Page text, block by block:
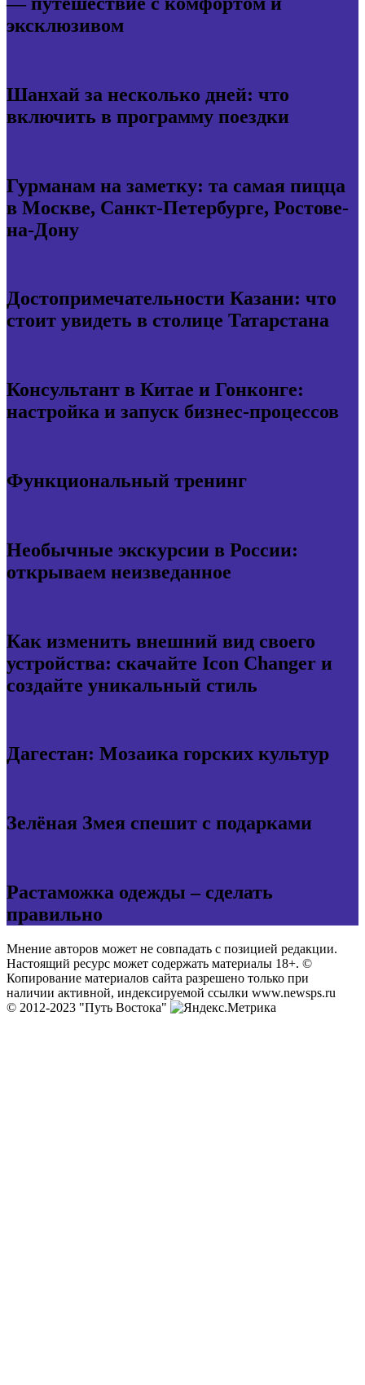
эксклюзивом
Шанхай за несколько дней: что
включить в программу поездки
Гурманам на заметку: та самая пицца
в Москве, Санкт-Петербурге, Ростове-
на-Дону
Достопримечательности Казани: что
стоит увидеть в столице Татарстана
Консультант в Китае и Гонконге:
настройка и запуск бизнес-процессов
Функциональный тренинг
Необычные экскурсии в России:
открываем неизведанное
Как изменить внешний вид своего
устройства: скачайте Icon Changer и
создайте уникальный стиль
Дагестан: Мозаика горских культур
Зелёная Змея спешит с подарками
Растаможка одежды – сделать
правильно
Мнение авторов может не совпадать с позицией редакции.
Настоящий ресурс может содержать материалы 18+. ©
Копирование материалов сайта разрешено только при
наличии активной, индексируемой ссылки www.newsps.ru
© 2012-2023 "Путь Востока"